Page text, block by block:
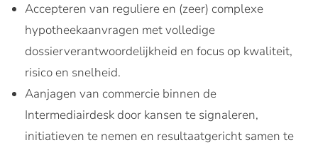
Accepteren van reguliere en (zeer) complexe
hypotheekaanvragen met volledige
dossierverantwoordelijkheid en focus op kwaliteit,
risico en snelheid.
Aanjagen van commercie binnen de
Intermediairdesk door kansen te signaleren,
initiatieven te nemen en resultaatgericht samen te